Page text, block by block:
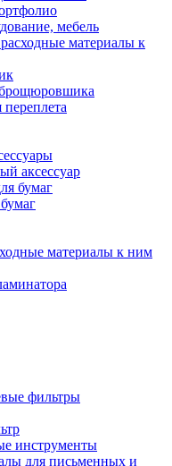
мебель
материалы к
брощюровшика
аксессуар
бумаг
материалы к ним
фильтры
инструменты
для письменных и